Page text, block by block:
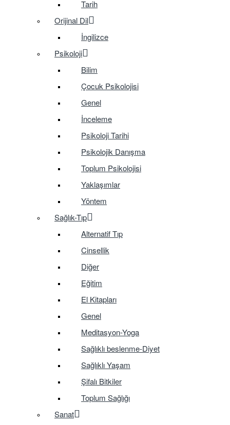
Tarih
Orijinal Dil
İngilizce
Psikoloji
Bilim
Çocuk Psikolojisi
Genel
İnceleme
Psikoloji Tarihi
Psikolojik Danışma
Toplum Psikolojisi
Yaklaşımlar
Yöntem
Sağlık-Tıp
Alternatif Tıp
Cinsellik
Diğer
Eğitim
El Kitapları
Genel
Meditasyon-Yoga
Sağlıklı beslenme-Diyet
Sağlıklı Yaşam
Şifalı Bitkiler
Toplum Sağlığı
Sanat